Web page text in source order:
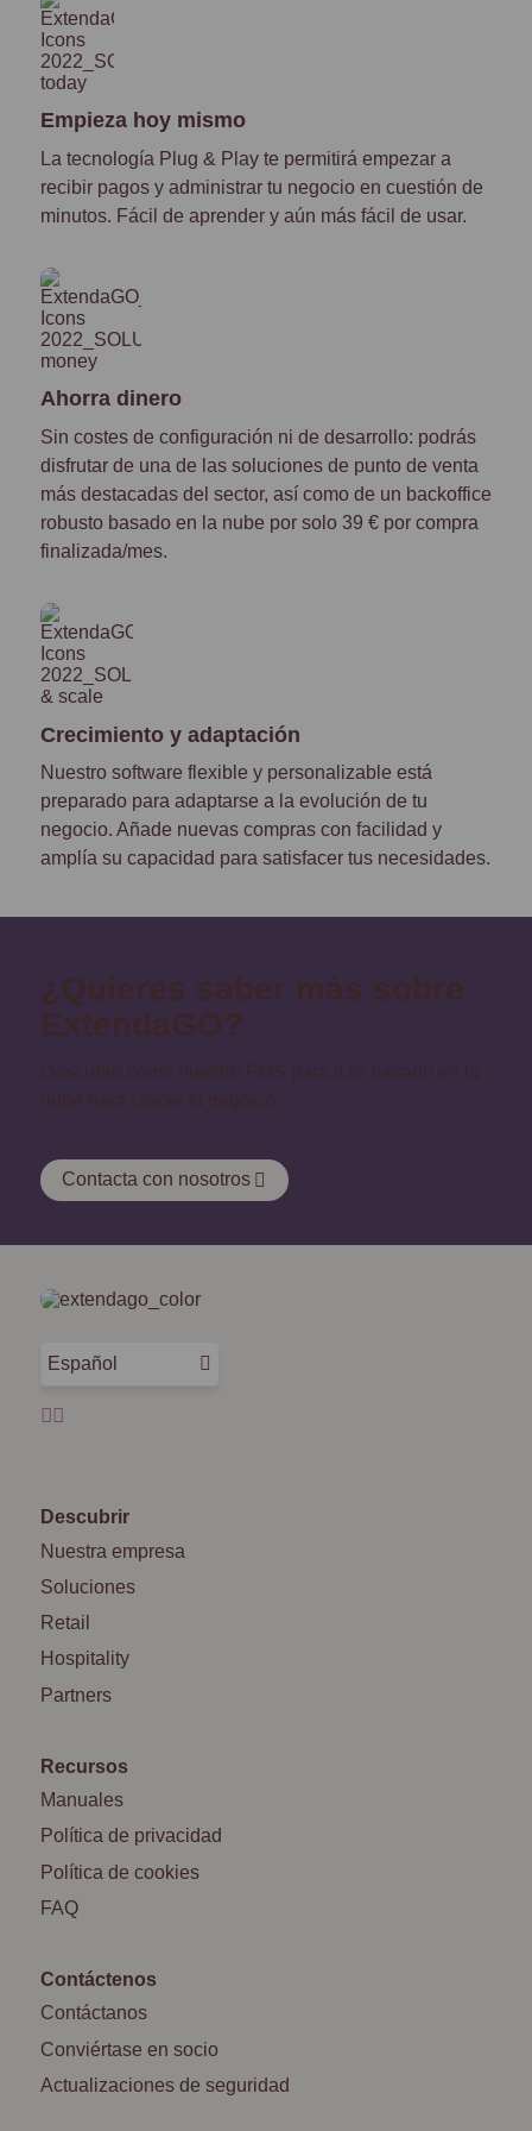
Empieza hoy mismo
La tecnología Plug & Play te permitirá empezar a
recibir pagos y administrar tu negocio en cuestión de
minutos. Fácil de aprender y aún más fácil de usar.
Ahorra dinero
Sin costes de configuración ni de desarrollo: podrás
disfrutar de una de las soluciones de punto de venta
más destacadas del sector, así como de un backoffice
robusto basado en la nube por solo 39 € por compra
finalizada/mes.
Crecimiento y adaptación
Nuestro software flexible y personalizable está
preparado para adaptarse a la evolución de tu
negocio. Añade nuevas compras con facilidad y
amplía su capacidad para satisfacer tus necesidades.
¿Quieres saber más sobre
ExtendaGO?
Descubre cómo nuestro POS para iOS basado en la
nube hará crecer tu negocio.
Contacta con nosotros
Español
Descubrir
Nuestra empresa
Soluciones
Retail
Hospitality
Partners
Recursos
Manuales
Política de privacidad
Política de cookies
FAQ
Contáctenos
Contáctanos
Conviértase en socio
Actualizaciones de seguridad